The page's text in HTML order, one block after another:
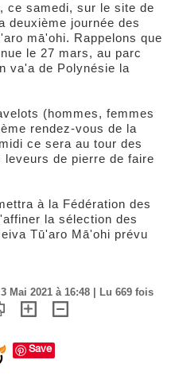
ce samedi, sur le site de
deuxième journée des
mā'ohi. Rappelons que
le 27 mars, au parc
va'a de Polynésie la
(hommes, femmes
rendez-vous de la
ce sera au tour des
de pierre de faire
à la Fédération des
la sélection des
Tū'aro Mā'ohi prévu
Mai 2021 à 16:48 | Lu 669 fois
Save